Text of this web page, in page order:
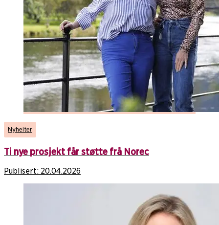
Nyheiter
Ti nye prosjekt får støtte frå Norec
Publisert: 20.04.2026